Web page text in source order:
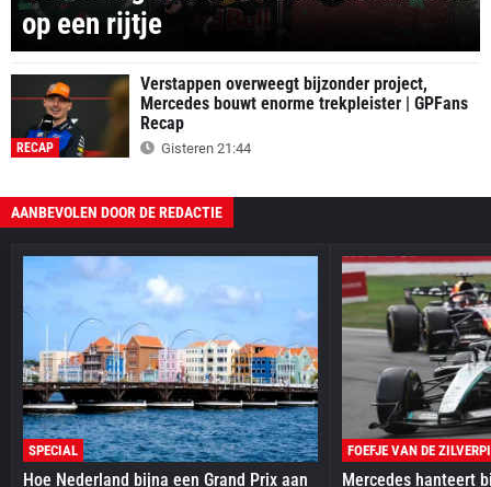
op een rijtje
RECAP
Verstappen overweegt bijzonder project,
Mercedes bouwt enorme trekpleister | GPFans
Recap
Gisteren 21:44
AANBEVOLEN DOOR DE REDACTIE
SPECIAL
Hoe Nederland bijna een Grand Prix aan
FOEFJE VAN DE
Mercedes hanteert